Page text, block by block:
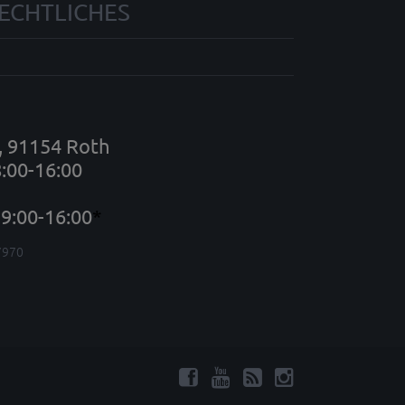
91154 Roth
16:00
16:00*